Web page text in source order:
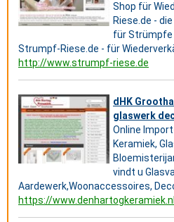
Shop für
Riese.de -
für Strümpfe
Strumpf-Riese.de - für
http://www.strumpf-riese.de
dHK
glaswerk
Online
Keramiek,
vindt u
Aardewerk,Woonaccessoires,
https://